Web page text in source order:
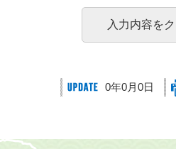
0年0月0日